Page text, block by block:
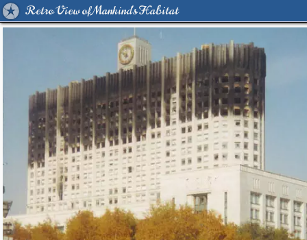
Retro View of Mankind's Habitat